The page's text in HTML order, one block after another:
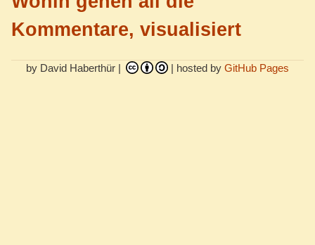
Kommentare, visualisiert
by David Haberthür | | hosted by GitHub Pages